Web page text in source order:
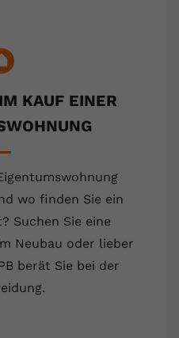
KAUF EINER
wo finden Sie ein
Suchen Sie eine
Neubau oder lieber
berät Sie bei der